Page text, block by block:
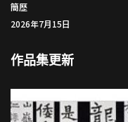
簡歷
2026年7月15日
作品集更新